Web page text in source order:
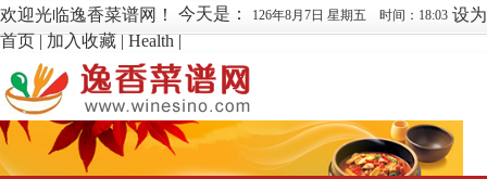
欢迎光临逸香菜谱网！ 今天是： 126年8月7日 星期五 时间：18:03 设为
首页|加入收藏|Health|